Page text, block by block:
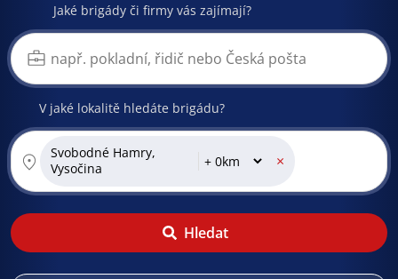
Jaké brigády či firmy vás zajímají?
V jaké lokalitě hledáte brigádu?
Svobodné Hamry,
Vysočina
×
Hledat